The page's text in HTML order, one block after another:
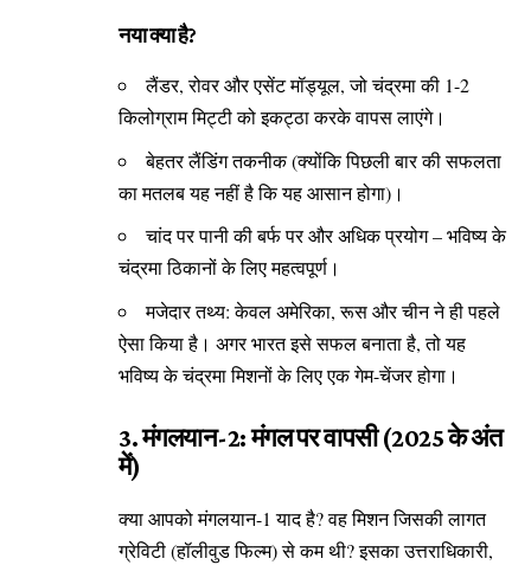
नया क्या है?
लैंडर, रोवर और एसेंट मॉड्यूल, जो चंद्रमा की 1-2
किलोग्राम मिट्टी को इकट्ठा करके वापस लाएंगे।
बेहतर लैंडिंग तकनीक (क्योंकि पिछली बार की सफलता
का मतलब यह नहीं है कि यह आसान होगा)।
चांद पर पानी की बर्फ पर और अधिक प्रयोग – भविष्य के
चंद्रमा ठिकानों के लिए महत्वपूर्ण।
मजेदार तथ्य: केवल अमेरिका, रूस और चीन ने ही पहले
ऐसा किया है। अगर भारत इसे सफल बनाता है, तो यह
भविष्य के चंद्रमा मिशनों के लिए एक गेम-चेंजर होगा।
3. मंगलयान-2: मंगल पर वापसी (2025 के अंत
में)
क्या आपको मंगलयान-1 याद है? वह मिशन जिसकी लागत
ग्रेविटी (हॉलीवुड फिल्म) से कम थी? इसका उत्तराधिकारी,